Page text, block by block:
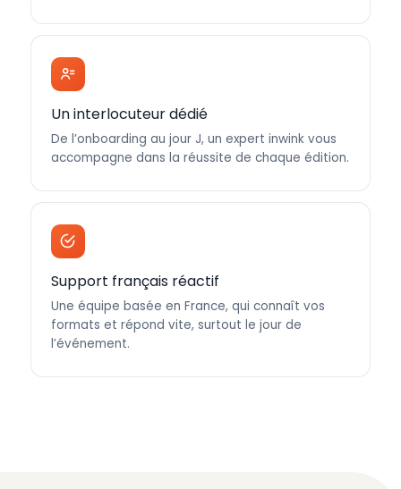
Un interlocuteur dédié
De l’onboarding au jour J, un expert inwink vous
accompagne dans la réussite de chaque édition.
Support français réactif
Une équipe basée en France, qui connaît vos
formats et répond vite, surtout le jour de
l’événement.